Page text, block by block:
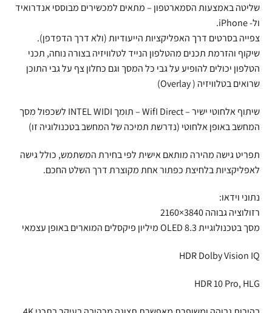
שליטה באמצעות הסמארטפון – מתאים למכשירים מבוססי אנדרואיד
ול- iPhone.
צפייה בסרטים דרך האפליקציות הייעודיות (ולא דרך הדפדפן).
שיקוף והזרמת תכנים מהטלפון הנייד לטלוויזיה בצורה נוחה, תכני
הטלפון יכולים להופיע על גבי כל המסך וגם כחלון צף על גבי התוכן
שרואים בטלוויזיה ( Overlay)
שיתוף אלחוטי ישיר – WifI Direct – תומך INTEL WIDI לשכפול מסך
המחשב באופן אלחוטי (נדרשת תמיכה של המחשב בטכנולוגיה זו)
תפריט גישה מהירה מותאם אישית לפי בחירת המשתמש, כולל גישה
לאפליקציות בלחיצת כפתור אחת מקוצרת דרך השלט החכם.
נתוני וידאו:
רזולוציה גבוהה 3840×2160
מסך בטכנולוגיית OLED 8.3 מיליון פיקסלים המוארים באופן עצמאי
HDR Dolby Vision IQ
HDR 10 Pro, HLG